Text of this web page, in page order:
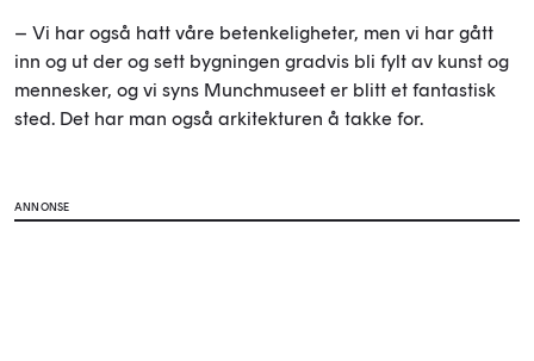
– Vi har også hatt våre betenkeligheter, men vi har gått
inn og ut der og sett bygningen gradvis bli fylt av kunst og
mennesker, og vi syns Munchmuseet er blitt et fantastisk
sted. Det har man også arkitekturen å takke for.
ANNONSE